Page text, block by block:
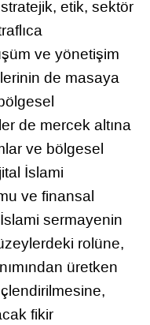
etik, sektör
ve yönetişim
de masaya
de mercek altına
ve bölgesel
İslami
ve finansal
sermayenin
rolüne,
üretken
fikir